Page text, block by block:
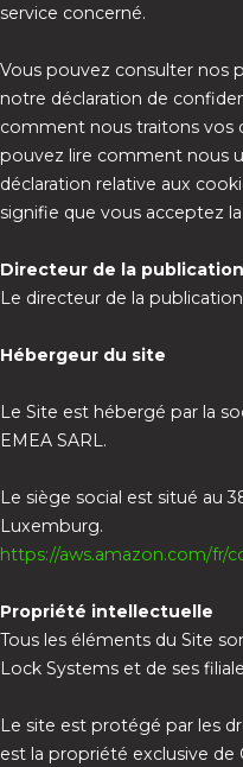
service concerné.
Vous pouvez consulter nos
notre déclaration de
comment nous traitons vos
pouvez lire comment nous
déclaration relative aux
signifie que vous acceptez
Directeur de la publication
Le directeur de la
Hébergeur du site
Le Site est hébergé par la
EMEA SARL.
Le siège social est situé au
Luxemburg.
https://aws.amazon.com/fr/
Propriété intellectuelle
Tous les éléments du Site
Lock Systems et de ses
Le site est protégé par les
est la propriété exclusive de